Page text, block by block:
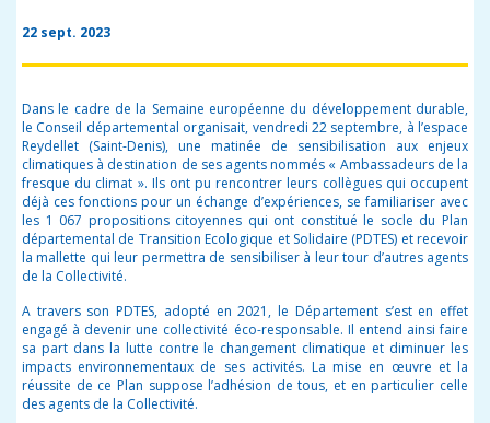
22 sept. 2023
Dans le cadre de la Semaine européenne du développement durable,
le Conseil départemental organisait, vendredi 22 septembre, à l’espace
Reydellet (Saint-Denis), une matinée de sensibilisation aux enjeux
climatiques à destination de ses agents nommés « Ambassadeurs de la
fresque du climat ». Ils ont pu rencontrer leurs collègues qui occupent
déjà ces fonctions pour un échange d’expériences, se familiariser avec
les 1 067 propositions citoyennes qui ont constitué le socle du Plan
départemental de Transition Ecologique et Solidaire (PDTES) et recevoir
la mallette qui leur permettra de sensibiliser à leur tour d’autres agents
de la Collectivité.
A travers sonPDTES, adopté en 2021, le Département s’est en effet
engagé à devenir une collectivité éco-responsable. Il entend ainsi faire
sa part dans la lutte contre le changement climatique et diminuer les
impacts environnementaux de ses activités. La mise en œuvre et la
réussite de ce Plan suppose l’adhésion de tous, et en particulier celle
des agents de la Collectivité.